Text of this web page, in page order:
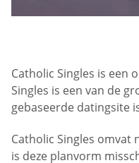
Catholic Singles is een
Singles is een van de
gebaseerde datingsite
Catholic Singles omvat
is deze planvorm